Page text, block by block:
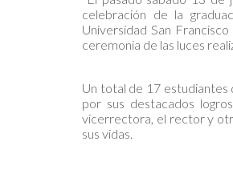
celebración de la
Universidad San
ceremonia de las luces
Un total de 17
por sus destacados
vicerrectora, el rector y
sus vidas.